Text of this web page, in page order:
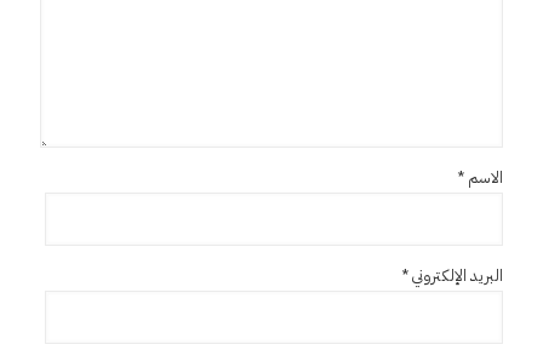
الاسم *
البريد الإلكتروني*